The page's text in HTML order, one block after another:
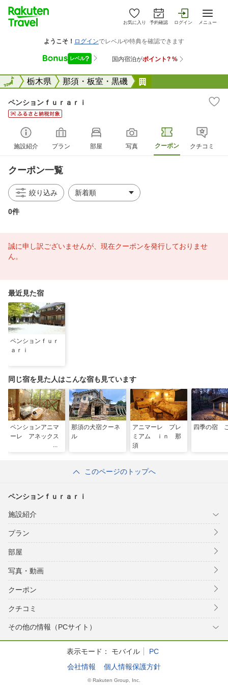
お気に入り 予約確認 ログイン メニュー
全国栃木県 那須・板室・黒磯
全国
ペンションｆｕｒａｒｉ
施設紹介 プラン 部屋 写真 クーポン クチコミ
クーポン一覧
絞り込み
0件
誠に申し訳ございませんが、現在クーポンを発行しておりませ
ん。
最近見た宿
ペンションｆｕｒ
ａｒｉ
同じ宿を見た人はこんな宿も見ています
ペンションアニマ
ーレ アネックス
那須の犬宿クーネ
ル
アニマーレ プレ
ミアム ｉｎ 那
須
四季の宿
このページのトップへ
ペンションｆｕｒａｒｉ
施設紹介
プラン
部屋
写真・動画
クーポン
クチコミ
その他の情報（PCサイト）
表示モード： モバイル
PC
会社情報
個人情報保護方針
© Rakuten Group, Inc.